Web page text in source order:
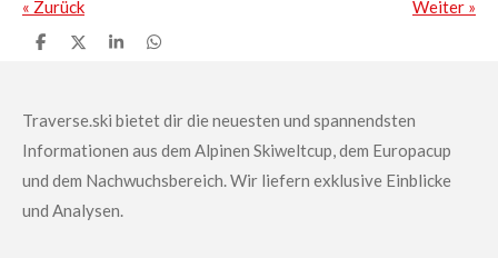
« Zurück Weiter »
T
e
n
T
e
n
T
e
n
T
e
n
Traverse.ski bietet dir die neuesten und spannendsten
Informationen aus dem Alpinen Skiweltcup, dem Europacup
und dem Nachwuchsbereich.Wir liefern exklusive Einblicke
und Analysen.